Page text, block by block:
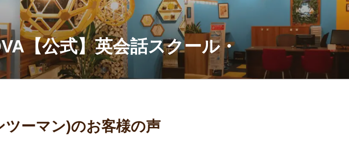
【公式】英会話スクール・
ツーマン)のお客様の声